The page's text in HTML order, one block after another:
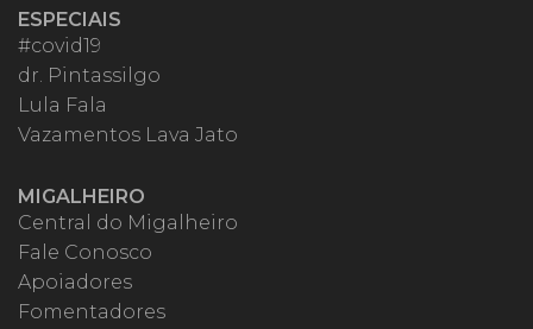
ESPECIAIS
#covid19
dr. Pintassilgo
Lula Fala
Vazamentos Lava Jato
MIGALHEIRO
Central do Migalheiro
Fale Conosco
Apoiadores
Fomentadores